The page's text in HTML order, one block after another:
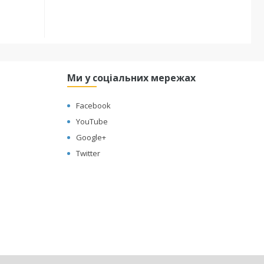
Ми у соціальних мережах
Facebook
YouTube
Google+
Twitter